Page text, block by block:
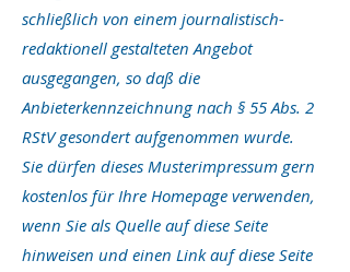
schließlich von einem journalistisch-
redaktionell gestalteten Angebot
ausgegangen, so daß die
Anbieterkennzeichnung nach § 55 Abs. 2
RStV gesondert aufgenommen wurde.
Sie dürfen dieses Musterimpressum gern
kostenlos für Ihre Homepage verwenden,
wenn Sie als Quelle auf diese Seite
hinweisen und einen Link auf diese Seite